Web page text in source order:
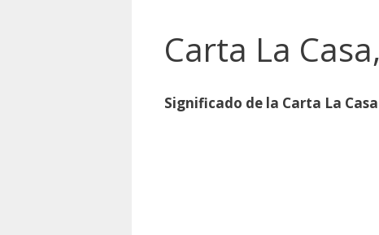
Carta La
Significado de la Carta La